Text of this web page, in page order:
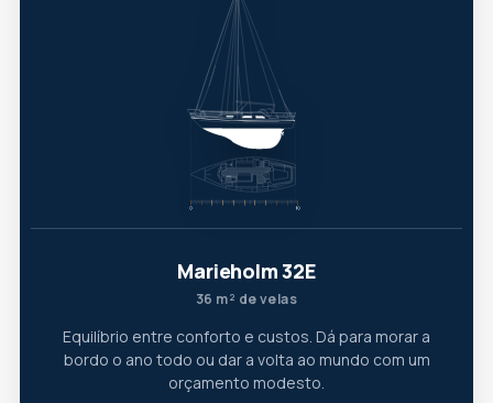
Marieholm 32E
36 m² de velas
Equilíbrio entre conforto e custos. Dá para morar a
bordo o ano todo ou dar a volta ao mundo com um
orçamento modesto.